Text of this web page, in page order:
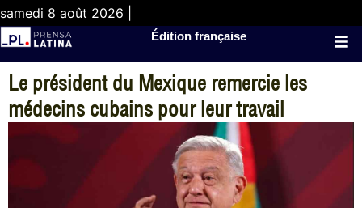
samedi 8 août 2026 |
Édition française
Le président du Mexique remercie les
médecins cubains pour leur travail